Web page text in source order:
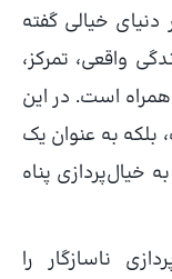
خیالی گفته
واقعی، تمرکز،
است. در این
بلکه به عنوان یک
خیال‌پردازی پناه
ناسازگار را